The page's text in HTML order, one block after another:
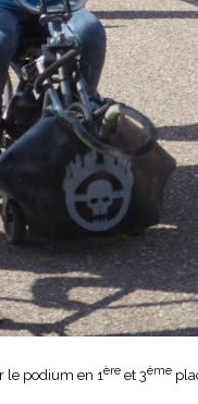
le podium en 1ère et 3ème